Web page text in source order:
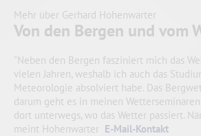
Mehr über Gerhard Hohenwarter
Von den Bergen und vom
"Neben den Bergen fasziniert mich das
vielen Jahren, weshalb ich auch das
Meteorologie absolviert habe. Das
darum geht es in meinen
dort unterwegs, wo das Wetter passiert.
meint Hohenwarter E-Mail-Kontakt